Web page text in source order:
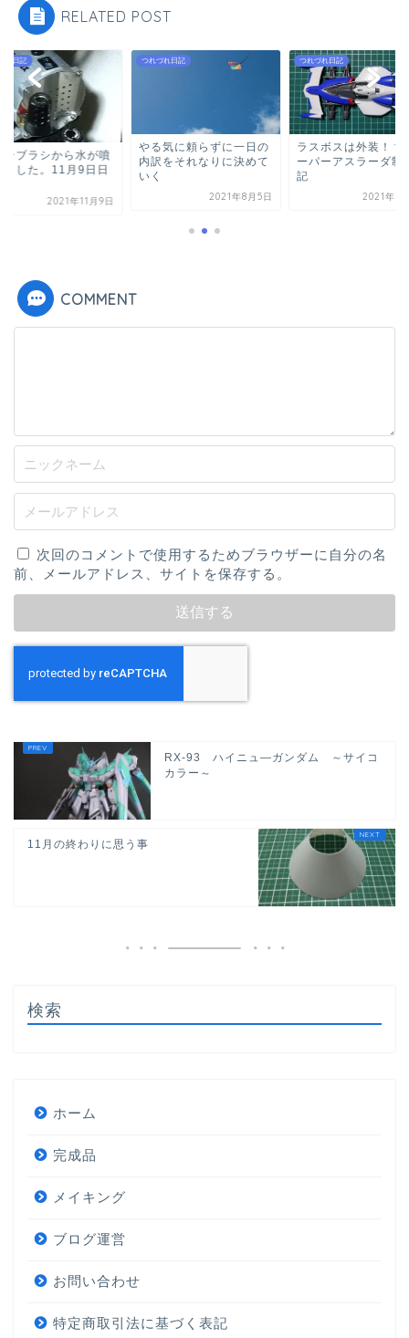
RELATED POST
れ日記
ーブラシから水が噴
ました。11月9日日
2021年11月9日
つれづれ日記
やる気に頼らずに一日の
内訳をそれなりに決めて
いく
2021年8月5日
つれづれ日記
ラスボスは外装！
ーパーアスラーダ制
記
2021年8
COMMENT
次回のコメントで使用するためブラウザーに自分の名
前、メールアドレス、サイトを保存する。
RX-93 ハイニュ―ガンダム ～サイコ
カラー～
11月の終わりに思う事
検索
ホーム
完成品
メイキング
ブログ運営
お問い合わせ
特定商取引法に基づく表記